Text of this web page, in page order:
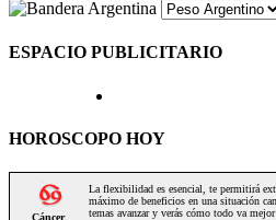
ESPACIO PUBLICITARIO
HOROSCOPO HOY